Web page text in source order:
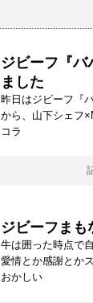
ジビーフ『バ
ました
昨日はジビーフ『
から、山下シェフ
コラ
ジビーフまも
牛は囲った時点で
愛情とか感謝とか
おかしい